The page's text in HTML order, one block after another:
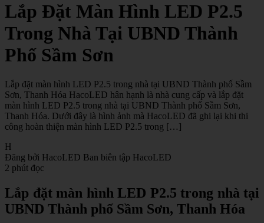
Lắp Đặt Màn Hình LED P2.5
Trong Nhà Tại UBND Thành
Phố Sầm Sơn
Lắp đặt màn hình LED P2.5 trong nhà tại UBND Thành phố Sầm
Sơn, Thanh Hóa HacoLED hân hạnh là nhà cung cấp và lắp đặt
màn hình LED P2.5 trong nhà tại UBND Thành phố Sầm Sơn,
Thanh Hóa. Dưới đây là hình ảnh mà HacoLED đã ghi lại khi thi
công hoàn thiện màn hình LED P2.5 trong […]
H
Đăng bởi HacoLED Ban biên tập HacoLED
2 phút đọc
Lắp đặt màn hình LED P2.5 trong nhà tại
UBND Thành phố Sầm Sơn, Thanh Hóa